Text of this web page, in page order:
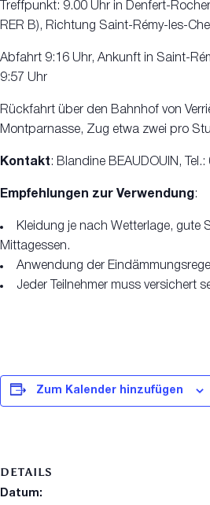
Treffpunkt: 9.00 Uhr in Denfert-
RER B), Richtung Saint-Rémy-les-
Abfahrt 9:16 Uhr, Ankunft in Saint-
9:57 Uhr
Rückfahrt über den Bahnhof von
Montparnasse, Zug etwa zwei pro
Kontakt : Blandine BEAUDOUIN,
Empfehlungen zur Verwendung :
Kleidung je nach Wetterlage, gute
Mittagessen.
Anwendung der
Jeder Teilnehmer muss versichert
Zum Kalender hinzufügen
DETAILS
Datum: